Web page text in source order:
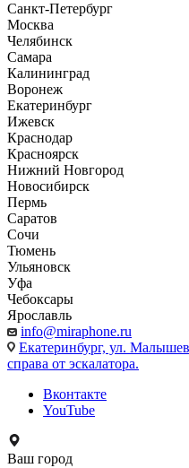
Санкт-Петербург
Москва
Челябинск
Самара
Калининград
Воронеж
Екатеринбург
Ижевск
Краснодар
Красноярск
Нижний Новгород
Новосибирск
Пермь
Саратов
Сочи
Тюмень
Ульяновск
Уфа
Чебоксары
Ярославль
info@miraphone.ru
Екатеринбург, ул.
справа от эскалатора.
Вконтакте
YouTube
Ваш город